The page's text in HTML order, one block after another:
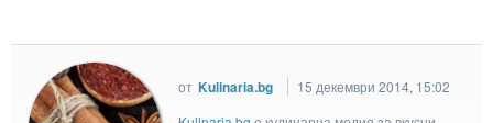
от Kulinaria.bg
15 декември 2014, 15:02